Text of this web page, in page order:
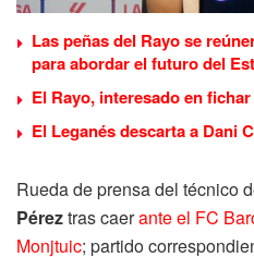
Las peñas del Rayo se
para abordar el futuro del
El Rayo, interesado en
El Leganés descarta a Dani
Rueda de prensa del técnico
Péreztras caerante el FC
Monjtuic; partido